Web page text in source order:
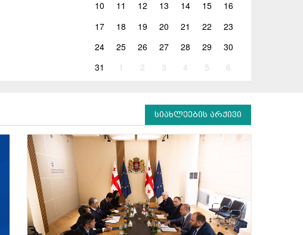
10
11 12 13 14 15
16
17
18 19 20 21 22
23
24
25 26 27 28 29
30
31
1 2 3 4 5 6
სიახლეების არქივი